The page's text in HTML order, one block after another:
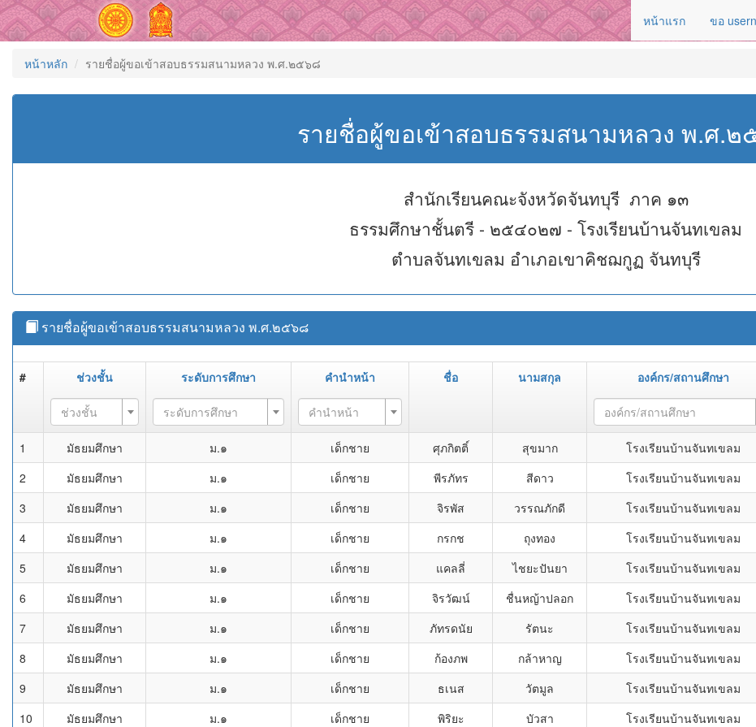
หน้าแรก ขอ
หน้าหลัก รายชื่อผู้ขอเข้าสอบธรรมสนามหลวง พ.ศ.๒๕๖๘
รายชื่อผู้ขอเข้าสอบธรรมสนามหลวง พ.ศ.
สำนักเรียนคณะจังหวัดจันทบุรี ภาค ๑๓
ธรรมศึกษาชั้นตรี - ๒๕๔๐๒๗ - โรงเรียนบ้านจันทเขลม
ตำบลจันทเขลม อำเภอเขาคิชฌกูฏ จันทบุรี
รายชื่อผู้ขอเข้าสอบธรรมสนามหลวง พ.ศ.๒๕๖๘
# ช่วงชั้น ระดับการศึกษา คำนำหน้า ชื่อ นามสกุล องค์กร/สถานศึกษา
ช่วงชั้น ระดับการศึกษา คำนำหน้า องค์กร/สถานศึกษา
1 มัธยมศึกษา ม.๑ เด็กชาย ศุภกิตติ์ สุขมาก โรงเรียนบ้านจันทเขลม
2
มัธยมศึกษา ม.๑ เด็กชาย พีรภัทร สีดาว โรงเรียนบ้านจันทเขลม
3
มัธยมศึกษา ม.๑ เด็กชาย จิรพัส วรรณภักดี โรงเรียนบ้านจันทเขลม
4
มัธยมศึกษา ม.๑ เด็กชาย กรกช ถุงทอง โรงเรียนบ้านจันทเขลม
5
มัธยมศึกษา ม.๑ เด็กชาย แคลลี่ ไชยะปันยา โรงเรียนบ้านจันทเขลม
6
มัธยมศึกษา ม.๑ เด็กชาย จิรวัฒน์ ชื่นหญ้าปลอก โรงเรียนบ้านจันทเขลม
7
มัธยมศึกษา ม.๑ เด็กชาย ภัทรดนัย รัตนะ โรงเรียนบ้านจันทเขลม
8
มัธยมศึกษา ม.๑ เด็กชาย ก้องภพ กล้าหาญ โรงเรียนบ้านจันทเขลม
9
มัธยมศึกษา ม.๑ เด็กชาย ธเนส วัตมูล โรงเรียนบ้านจันทเขลม
10
มัธยมศึกษา ม.๑ เด็กชาย พิริยะ บัวสา โรงเรียนบ้านจันทเขลม